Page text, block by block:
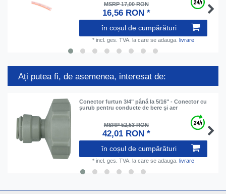
MSRP 17,00 RON
16,56 RON *
în coșul de cumpărături
* incl. ges. TVA. la care se adauga. livrare
Ați putea fi, de asemenea, interesat de:
Conector furtun 3/4" până la 5/16" - Conector cu
șurub pentru conducte de bere și aer
MSRP 52,53 RON
42,01 RON *
în coșul de cumpărături
* incl. ges. TVA. la care se adauga. livrare